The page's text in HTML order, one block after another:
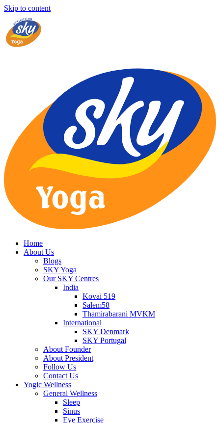
Skip to content
Home
About Us
Blogs
SKY Yoga
Our SKY Centres
India
Kovai 519
Salem58
Thamirabarani MVKM
International
SKY Denmark
SKY Portugal
About Founder
About President
Follow Us
Contact Us
Yogic Wellness
General Wellness
Sleep
Sinus
Eye Exercise